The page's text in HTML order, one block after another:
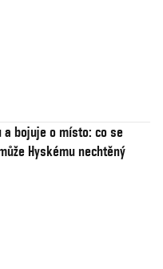
bojuje o místo: co se
Hyskému nechtěný